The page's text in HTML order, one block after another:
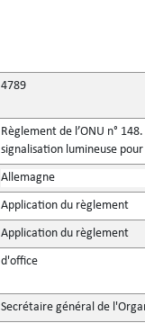
4789
Règlement de l’ONU n°
signalisation lumineuse
Allemagne
Application du règlement
Application du règlement
d'office
Secrétaire général de